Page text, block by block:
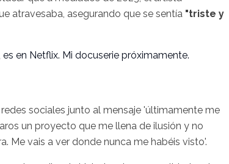
atravesaba, asegurando que se sentía "triste y
en Netflix. Mi docuserie próximamente.
sociales junto al mensaje 'últimamente me
un proyecto que me llena de ilusión y no
Me vais a ver donde nunca me habéis visto'.